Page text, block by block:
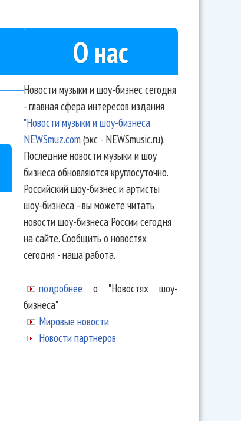
О нас
Новости музыки и шоу-бизнес сегодня
- главная сфера интересов издания
"Новости музыки и шоу-бизнеса
NEWSmuz.com(экс - NEWSmusic.ru).
Последние новости музыки и шоу
бизнеса обновляются круглосуточно.
Российский шоу-бизнес и артисты
шоу-бизнеса - вы можете читать
новости шоу-бизнеса России сегодня
на сайте. Сообщить о новостях
сегодня - наша работа.
подробнее о "Новостях шоу-
бизнеса"
Мировые новости
Новости партнеров